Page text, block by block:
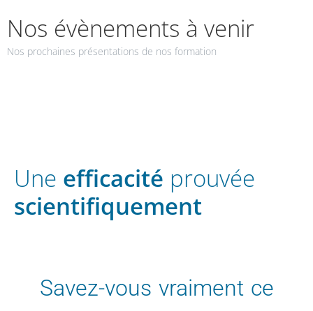
Nos évènements à venir
Nos prochaines présentations de nos formation
Une efficacité prouvée
scientifiquement
Savez-vous vraiment ce